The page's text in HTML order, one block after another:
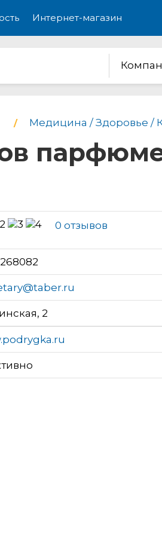
Интернет-магазин
Медицина / Здоровье /
0 отзывов
2